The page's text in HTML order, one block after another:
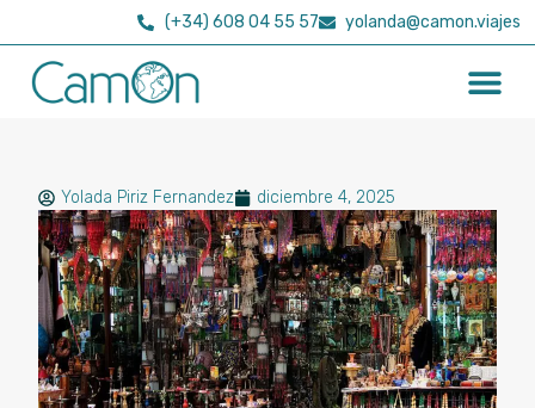
(+34) 608 04 55 57 yolanda@camon.viajes
Yolada Piriz Fernandez diciembre 4, 2025